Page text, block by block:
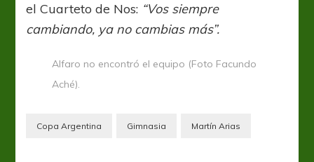
el Cuarteto de Nos: “Vos siempre
cambiando, ya no cambias más”.
Alfaro no encontró el equipo (Foto Facundo
Aché).
Copa Argentina Gimnasia Martín Arias